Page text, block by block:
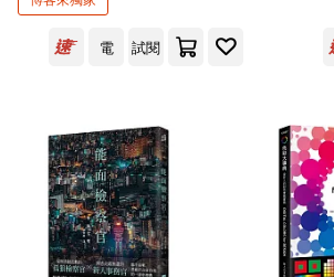
林珮瑜(3)
標野凪(3)
洪福田(3)
春光(5) 東雨文化(5)
遠足文化(5)
三民(4)
電 試閱